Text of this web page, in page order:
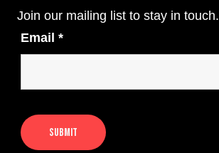
Join our mailing list to stay in touch.
Email *